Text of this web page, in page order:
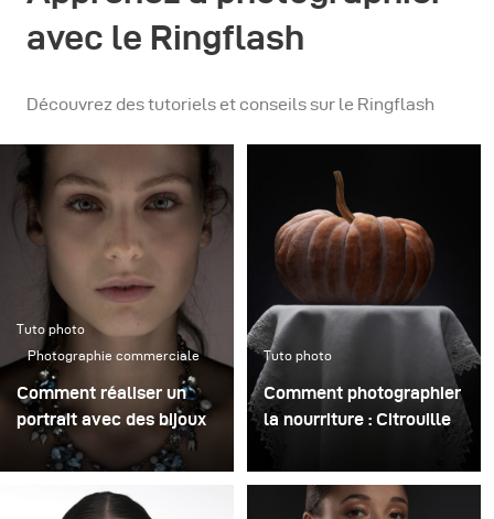
avec le Ringflash
Découvrez des tutoriels et conseils sur le Ringflash
Tuto photo
Photographie commerciale
Comment réaliser un
portrait avec des bijoux
Tuto photo
Comment photographier
la nourriture : Citrouille